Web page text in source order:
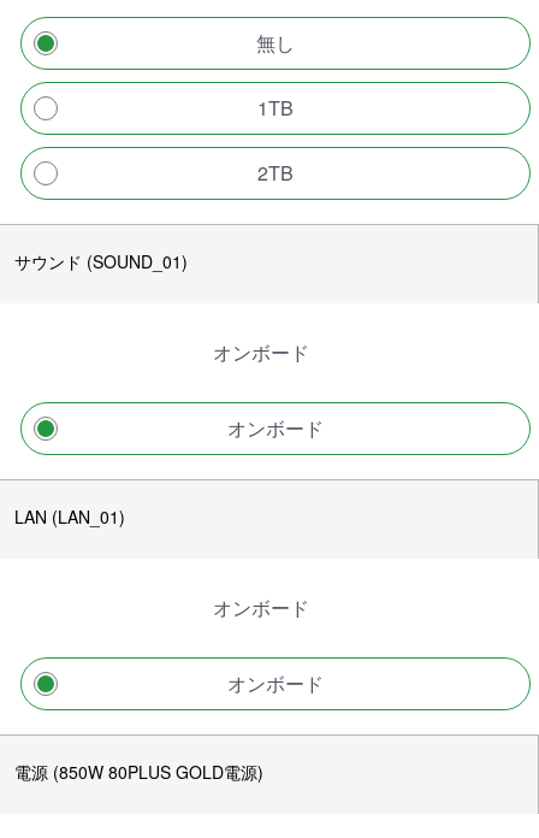
無し
1TB
2TB
サウンド (SOUND_01)
オンボード
オンボード
LAN (LAN_01)
オンボード
オンボード
電源 (850W 80PLUS GOLD電源)